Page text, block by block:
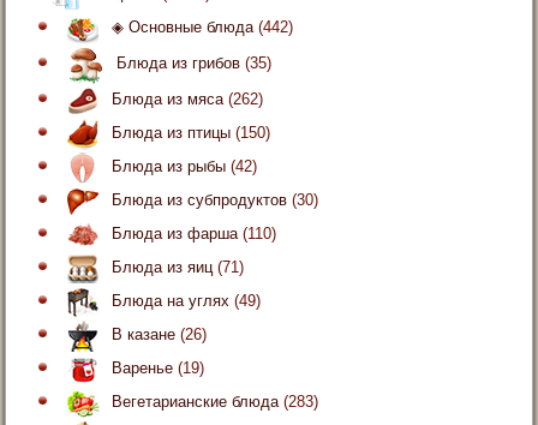
◈ Основные блюда(442)
Блюда из грибов (35)
Блюда из мяса(262)
Блюда из птицы (150)
Блюда из рыбы (42)
Блюда из субпродуктов (30)
Блюда из фарша(110)
Блюда из яиц(71)
Блюда на углях (49)
В казане (26)
Варенье (19)
Вегетарианские блюда(283)